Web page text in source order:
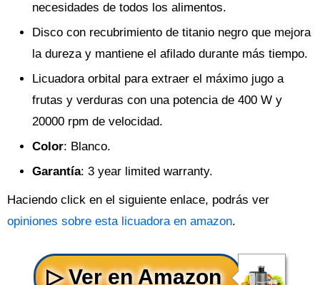
necesidades de todos los alimentos.
Disco con recubrimiento de titanio negro que mejora
la dureza y mantiene el afilado durante más tiempo.
Licuadora orbital para extraer el máximo jugo a
frutas y verduras con una potencia de 400 W y
20000 rpm de velocidad.
Color: Blanco.
Garantía: 3 year limited warranty.
Haciendo click en el siguiente enlace, podrás ver
opiniones sobre esta licuadora en amazon.